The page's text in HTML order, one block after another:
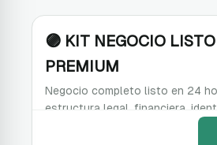
🟣 KIT NEGOCIO
PREMIUM
Negocio completo listo en 24
estructura legal, financiera,